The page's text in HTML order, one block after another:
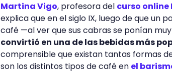
Martina Vigo, profesora del curso online
explica que en el siglo IX, luego de que un
café —al ver que sus cabras se ponían
convirtió en una de las bebidas más
comprensible que existan tantas formas
son los distintos tipos de café en el